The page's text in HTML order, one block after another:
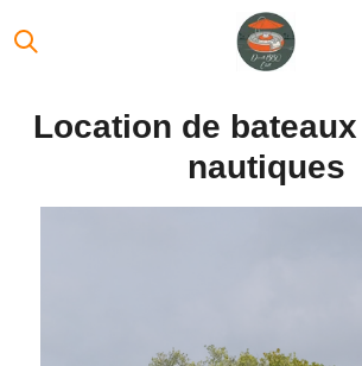
Passer
au
principal
Location de
nautiques